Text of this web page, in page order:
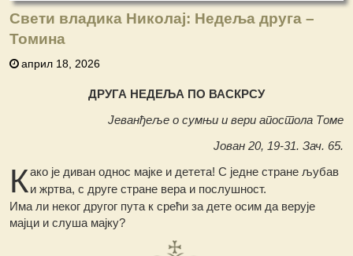
Свети владика Николај: Недеља друга –
Томина
април 18, 2026
ДРУГА НЕДЕЉА ПО ВАСКРСУ
Јеванђеље о сумњи и вери апостола Томе
Јован 20, 19-31. Зач. 65.
Како је диван однос мајке и детета! С једне стране љубав
и жртва, с друге стране вера и послушност.
Има ли неког другог пута к срећи за дете осим да верује
мајци и слуша мајку?